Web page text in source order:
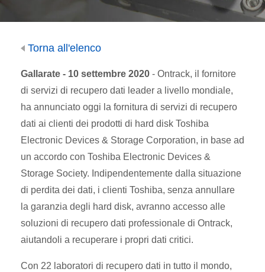
Torna all'elenco
Gallarate - 10 settembre 2020 - Ontrack, il fornitore
di servizi di recupero dati leader a livello mondiale,
ha annunciato oggi la fornitura di servizi di recupero
dati ai clienti dei prodotti di hard disk Toshiba
Electronic Devices & Storage Corporation, in base ad
un accordo con Toshiba Electronic Devices &
Storage Society. Indipendentemente dalla situazione
di perdita dei dati, i clienti Toshiba, senza annullare
la garanzia degli hard disk, avranno accesso alle
soluzioni di recupero dati professionale di Ontrack,
aiutandoli a recuperare i propri dati critici.
Con 22 laboratori di recupero dati in tutto il mondo,